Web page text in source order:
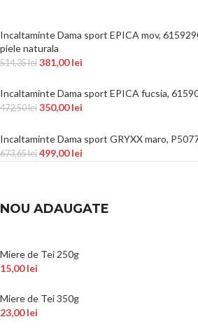
Incaltaminte Dama sport EPICA mov,
piele naturala
514,35lei 381,00lei
Incaltaminte Dama sport EPICA fucsia,
472,50lei 350,00lei
Incaltaminte Dama sport GRYXX maro,
673,65lei 499,00lei
NOU ADAUGATE
Miere de Tei 250g
15,00lei
Miere de Tei 350g
23,00lei